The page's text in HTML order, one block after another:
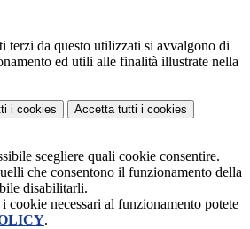
terzi da questo utilizzati si avvalgono di
ed utili alle finalità illustrate nella
i cookies Accetta tutti i cookies
scegliere quali cookie consentire.
che consentono il funzionamento della
disabilitarli.
cookie necessari al funzionamento potete
.